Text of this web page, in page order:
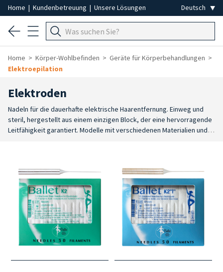
Home | Kundenbetreuung | Unsere Lösungen
Home Körper-Wohlbefinden
Geräte für Körperbehandlungen
Elektroepilation
Elektroden
Nadeln für die dauerhafte elektrische Haarentfernung. Einweg und
steril, hergestellt aus einem einzigen Block, der eine hervorragende
Leitfähigkeit garantiert. Modelle mit verschiedenen Materialien und